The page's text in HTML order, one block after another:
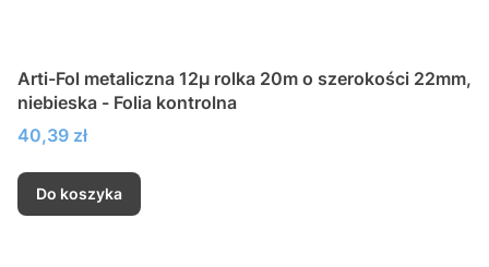
Arti-Fol metaliczna 12µ rolka 20m o szerokości 22mm,
niebieska - Folia kontrolna
Cena
40,39 zł
Do koszyka